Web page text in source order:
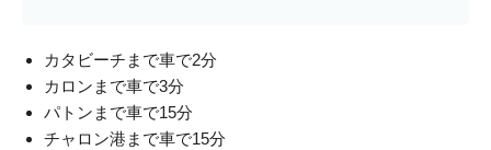
カタビーチまで車で2分
カロンまで車で3分
パトンまで車で15分
チャロン港まで車で15分